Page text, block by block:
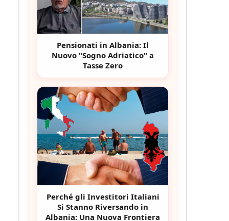
Pensionati in Albania: Il
Nuovo "Sogno Adriatico" a
Tasse Zero
Perché gli Investitori Italiani
Si Stanno Riversando in
Albania: Una Nuova Frontiera